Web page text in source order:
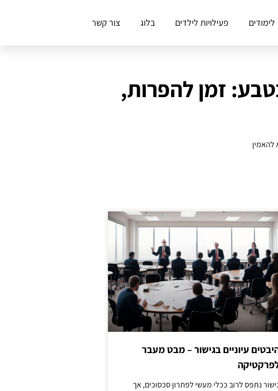
לימודים פעילויות לילדים בלוג צור קשר
זמן להפרות,
עיוניים בגישור – מבט מעבר
נתפס לרוב ככלי מעשי לפתרון סכסוכים, אך